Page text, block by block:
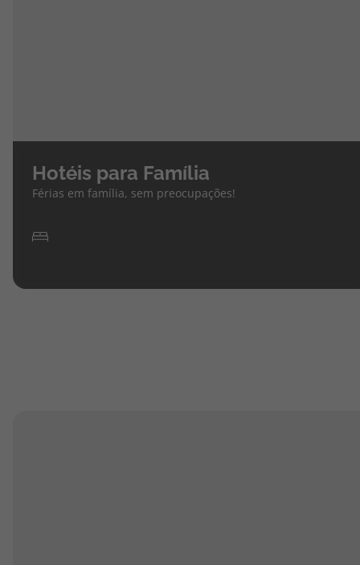
Hotéis para Família
Férias em família, sem preocupações!